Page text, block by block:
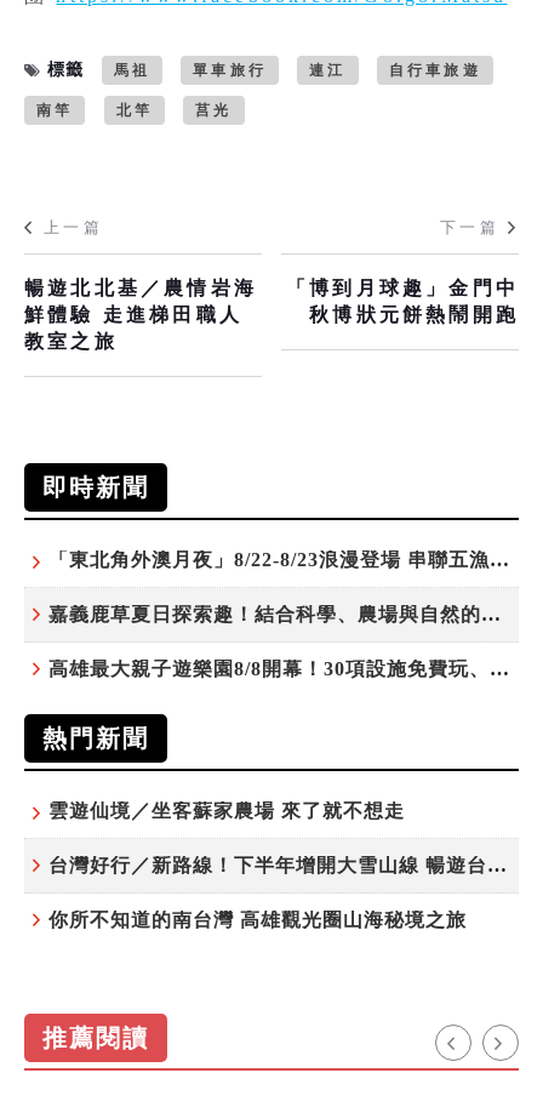
標籤 馬祖 單車旅行 連江 自行車旅遊
南竿 北竿 莒光
上一篇
暢遊北北基／農情岩海
鮮體驗 走進梯田職人
教室之旅
下一篇
「博到月球趣」金門中
秋博狀元餅熱鬧開跑
即時新聞
「東北角外澳月夜」8/22-8/23浪漫登場 串聯五漁村、音樂、市集、火舞與慢旅共度夏夜
嘉義鹿草夏日探索趣！結合科學、農場與自然的親子小旅行
高雄最大親子遊樂園8/8開幕！30項設施免費玩、YOYO家族嗨翻暑假
熱門新聞
雲遊仙境／坐客蘇家農場 來了就不想走
台灣好行／新路線！下半年增開大雪山線 暢遊台中更便利
你所不知道的南台灣 高雄觀光圈山海秘境之旅
推薦閱讀